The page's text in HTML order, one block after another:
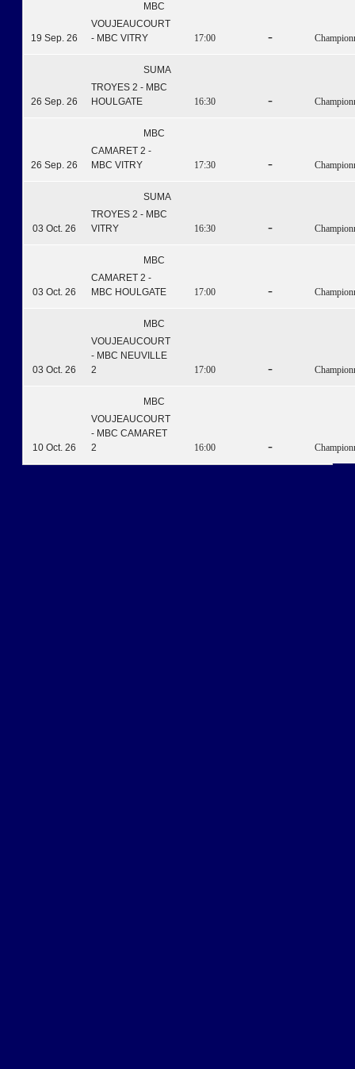
19 Sep. 26
MBC
VOUJEAUCOURT
- MBC VITRY
17:00 -
26 Sep. 26
SUMA
TROYES 2 - MBC
HOULGATE
16:30 -
26 Sep. 26
MBC
CAMARET 2 -
MBC VITRY
17:30 -
03 Oct. 26
SUMA
TROYES 2 - MBC
VITRY
16:30 -
03 Oct. 26
MBC
CAMARET 2 -
MBC HOULGATE
17:00 -
03 Oct. 26
MBC
VOUJEAUCOURT
- MBC NEUVILLE
2
17:00 -
10 Oct. 26
MBC
VOUJEAUCOURT
- MBC CAMARET
2
16:00 -